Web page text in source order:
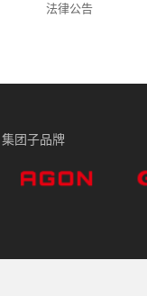
法律公告
集团子品牌